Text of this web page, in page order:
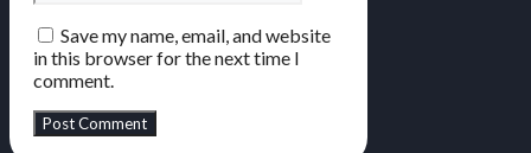
Save my name, email, and website
in this browser for the next time I
comment.